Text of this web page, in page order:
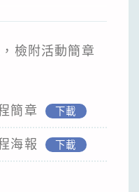
檢附活動簡章
簡章 下載
海報 下載